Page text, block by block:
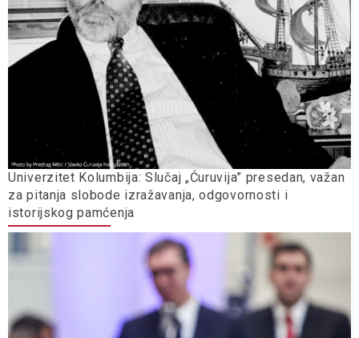
Univerzitet Kolumbija: Slučaj „Ćuruvija” presedan, važan
za pitanja slobode izražavanja, odgovornosti i
istorijskog pamćenja